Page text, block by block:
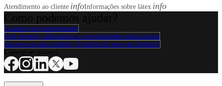
Atendimento ao cliente infoInformações sobre látex info
Contacte um representante
Veja eventos, laboratórios e oportunidades educacionais
Inscreva-se para receber: O que há de novo na Arthrex?